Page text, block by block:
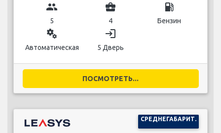
group
5
business_center
4
local_gas_station
Бензин
miscellaneous_services
Автоматическая
login
5 Дверь
ПОСМОТРЕТЬ...
СРЕДНЕГАБАРИТ.